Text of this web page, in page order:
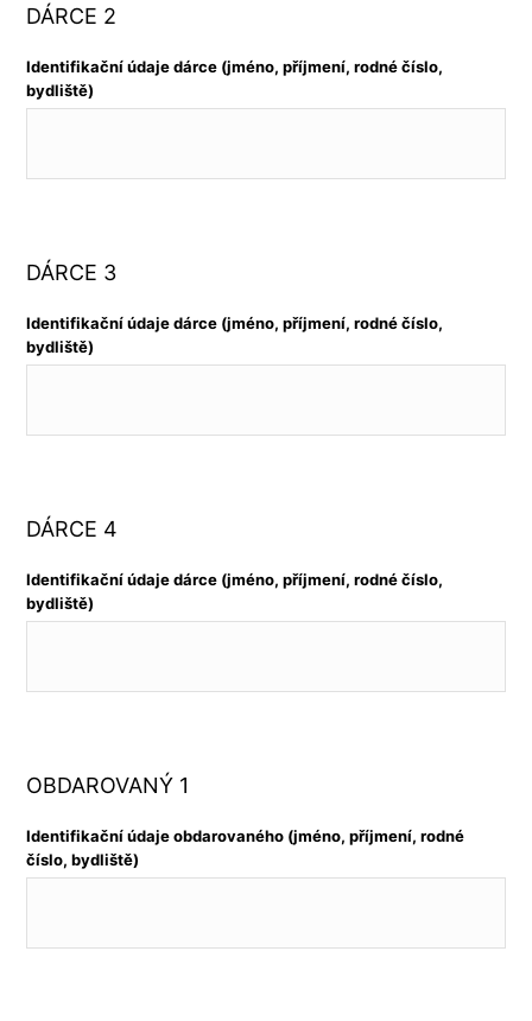
DÁRCE 2
Identifikační údaje dárce (jméno, příjmení, rodné číslo,
bydliště)
DÁRCE 3
Identifikační údaje dárce (jméno, příjmení, rodné číslo,
bydliště)
DÁRCE 4
Identifikační údaje dárce (jméno, příjmení, rodné číslo,
bydliště)
OBDAROVANÝ 1
Identifikační údaje obdarovaného (jméno, příjmení, rodné
číslo, bydliště)